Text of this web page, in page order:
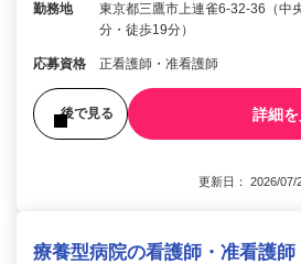
勤務地
東京都三鷹市上連雀6-32-36（中
分・徒歩19分）
応募資格 正看護師・准看護師
後で見る 詳細
更新日： 2026/
療養型病院の看護師・准看護師